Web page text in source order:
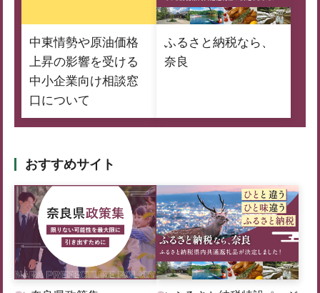
中東情勢や原油価格
上昇の影響を受ける
中小企業向け相談窓
口について
ふるさと納税なら、
奈良
おすすめサイト